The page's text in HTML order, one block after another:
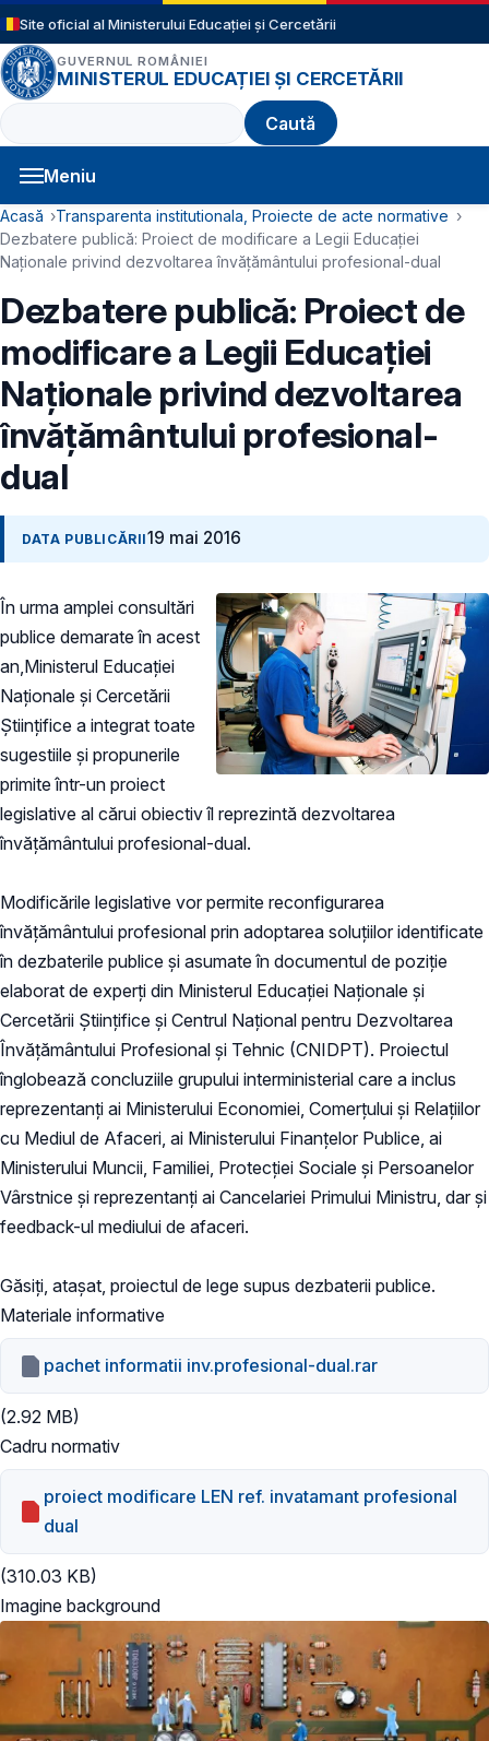
Sari la conținutul principal
Site oficial al Ministerului Educației și Cercetării
GUVERNUL ROMÂNIEI
MINISTERUL EDUCAȚIEI ȘI CERCETĂRII
Caută
Meniu
Navigație principală
Cale de navigare
Acasă
Transparenta institutionala, Proiecte de acte normative
Dezbatere publică: Proiect de modificare a Legii Educaţiei
Naţionale privind dezvoltarea învățământului profesional-dual
Dezbatere publică: Proiect de
modificare a Legii Educaţiei
Naţionale privind dezvoltarea
învățământului profesional-
dual
DATA PUBLICĂRII19 mai 2016
În urma amplei consultări
publice demarate în acest
an,Ministerul Educaţiei
Naţionale şi Cercetării
Ştiinţifice a integrat toate
sugestiile și propunerile
primite într-un proiect
legislative al cărui obiectiv îl reprezintă dezvoltarea
învățământului profesional-dual.
Modificările legislative vor permite reconfigurarea
învățământului profesional prin adoptarea soluțiilor identificate
în dezbaterile publice și asumate în documentul de poziție
elaborat de experți din Ministerul Educaţiei Naţionale şi
Cercetării Ştiinţifice și Centrul Naţional pentru Dezvoltarea
Învăţământului Profesional şi Tehnic (CNIDPT). Proiectul
înglobează concluziile grupului interministerial care a inclus
reprezentanți ai Ministerului Economiei, Comerțului și Relațiilor
cu Mediul de Afaceri, ai Ministerului Finanțelor Publice, ai
Ministerului Muncii, Familiei, Protecției Sociale și Persoanelor
Vârstnice și reprezentanți ai Cancelariei Primului Ministru, dar și
feedback-ul mediului de afaceri.
Găsiţi, ataşat, proiectul de lege supus dezbaterii publice.
Materiale informative
pachet informatii inv.profesional-dual.rar
(2.92 MB)
Cadru normativ
proiect modificare LEN ref. invatamant profesional
dual
(310.03 KB)
Imagine background